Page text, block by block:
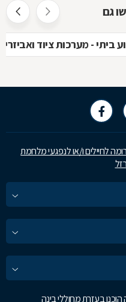
ביתי - מערכות ציוד
לחיילים ו/או לנפגעי מלחמת
בעזרת מחוללי בינה